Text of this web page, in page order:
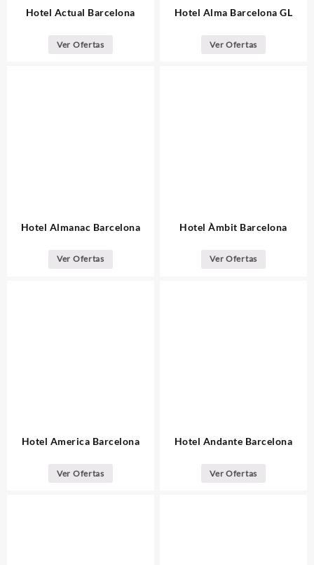
Hotel Actual Barcelona
Ver Ofertas
Hotel Alma Barcelona GL
Ver Ofertas
Hotel Almanac Barcelona
Ver Ofertas
Hotel Àmbit Barcelona
Ver Ofertas
Hotel America Barcelona
Ver Ofertas
Hotel Andante Barcelona
Ver Ofertas